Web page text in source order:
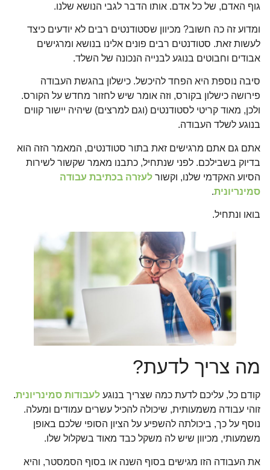
גוף האדם, של כל אדם. אותו הדבר לגבי הנושא שלנו.
ומדוע זה כה חשוב? מכיוון שסטודנטים רבים לא יודעים כיצד
לעשות זאת. סטודנטים רבים פונים אלינו בנושא ומרגישים
אבודים וחבוטים בנוגע לבנייה הנכונה של השלד.
סיבה נוספת היא הפחד להיכשל. כישלון בהגשת העבודה
פירושה כישלון בקורס, וזה אומר שיש לחזור מחדש על הקורס.
ולכן, מאוד קריטי לסטודנטים (וגם למרצים) שיהיה יישור קווים
בנוגע לשלד העבודה.
אתם גם אתם מרגישים זאת בתור סטודנטים, המאמר הזה הוא
בדיוק בשבילכם. לפני שנתחיל, כתבנו מאמר שקשור לשירות
הסיוע האקדמי שלנו, וקשור לעזרה בכתיבת עבודה
סמינריונית.
בואו ונתחיל.
מה צריך לדעת?
קודם כל, עליכם לדעת כמה שצריך בנוגע לעבודות סמינריונית.
זוהי עבודה משמעותית, שיכולה להכיל עשרים עמודים ומעלה.
נוסף על כך, ביכולתה להשפיע על הציון הסופי שלכם באופן
משמעותי, מכיוון שיש לה משקל כבד מאוד בשקלול שלו.
את העבודה הזו מגישים בסוף השנה או בסוף הסמסטר, והיא